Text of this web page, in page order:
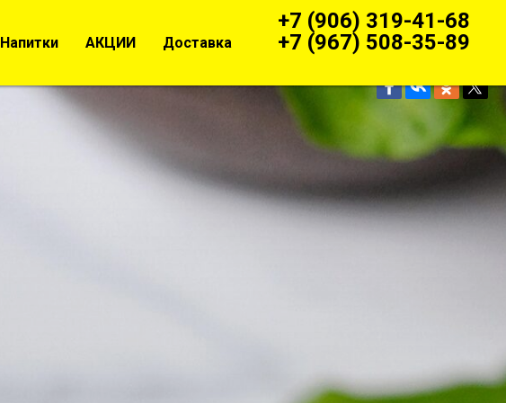
Напитки АКЦИИ Доставка
+7 (906) 319-41-68
+7 (967) 508-35-89